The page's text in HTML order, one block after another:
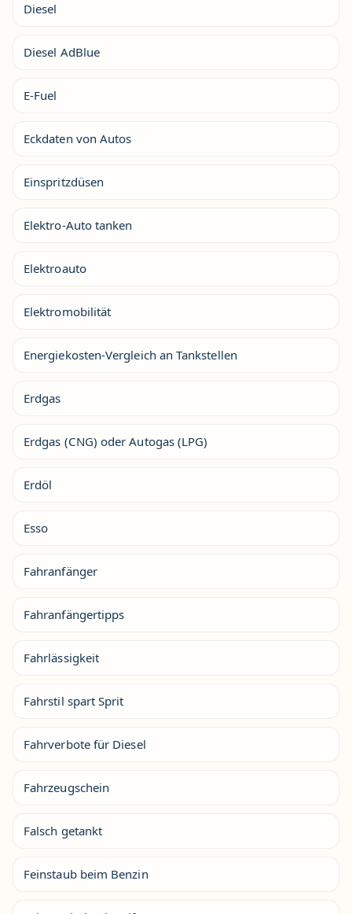
Diesel
Diesel AdBlue
E-Fuel
Eckdaten von Autos
Einspritzdüsen
Elektro-Auto tanken
Elektroauto
Elektromobilität
Energiekosten-Vergleich an Tankstellen
Erdgas
Erdgas (CNG) oder Autogas (LPG)
Erdöl
Esso
Fahranfänger
Fahranfängertipps
Fahrlässigkeit
Fahrstil spart Sprit
Fahrverbote für Diesel
Fahrzeugschein
Falsch getankt
Feinstaub beim Benzin